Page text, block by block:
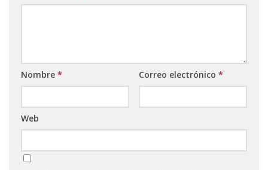
Nombre * Correo electrónico *
Web